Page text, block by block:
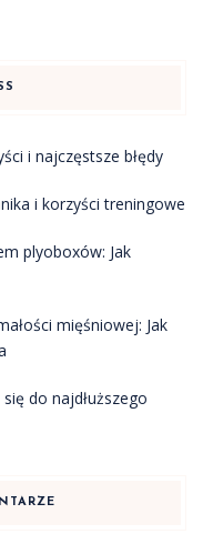
i najczęstsze błędy
i korzyści treningowe
plyoboxów: Jak
mięśniowej: Jak
do najdłuższego